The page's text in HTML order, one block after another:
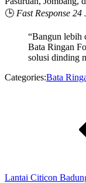
🕒 Fast Response
“Bangun lebih
Bata Ringan
solusi dinding
Categories:Bata
Lantai Citicon